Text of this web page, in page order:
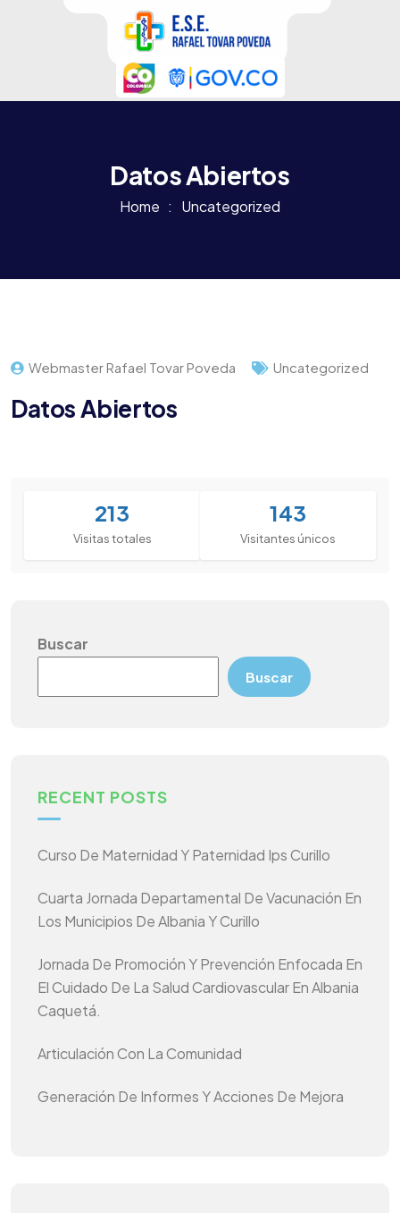
Datos Abiertos
Home Uncategorized
Webmaster Rafael Tovar Poveda Uncategorized
Datos Abiertos
213
Visitas totales
143
Visitantes únicos
Buscar
Buscar
RECENT POSTS
Curso De Maternidad Y Paternidad Ips Curillo
Cuarta Jornada Departamental De Vacunación En
Los Municipios De Albania Y Curillo
Jornada De Promoción Y Prevención Enfocada En
El Cuidado De La Salud Cardiovascular En Albania
Caquetá.
Articulación Con La Comunidad
Generación De Informes Y Acciones De Mejora